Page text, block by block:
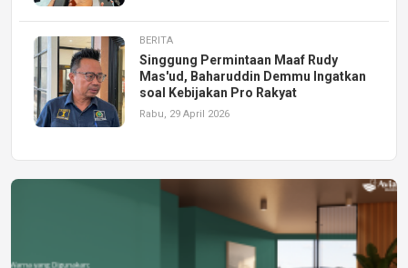
BERITA
Singgung Permintaan Maaf Rudy
Mas'ud, Baharuddin Demmu Ingatkan
soal Kebijakan Pro Rakyat
Rabu, 29 April 2026